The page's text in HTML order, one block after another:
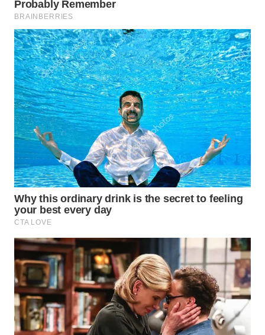
WN
TAPANULI
UTARA
WN
SAMOSIR
WN
PADANG
LAWAS
WN
SUMEDANG
WN
CIANJUR
WN
KEPULAUAN
SERIBU
WN
TANGERANG